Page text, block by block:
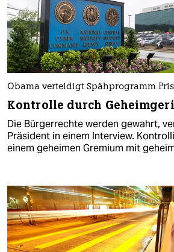
Obama verteidigt Spähprogramm
Kontrolle durch
Die Bürgerrechte werden gewahrt,
Präsident in einem Interview.
einem geheimen Gremium mit